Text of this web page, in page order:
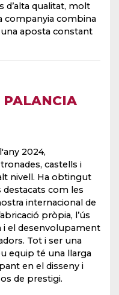
d’alta qualitat, molt
companyia combina
aposta constant
PALANCIA
2024,
castells i
nivell. Ha obtingut
com les
internacional de
pròpia, l’ús
i el desenvolupament
Tot i ser una
equip té una llarga
en el disseny i
de prestigi.